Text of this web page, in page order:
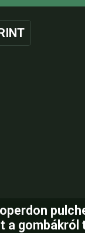
a gombákról